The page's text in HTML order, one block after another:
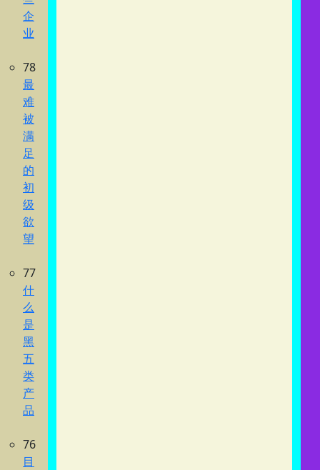
企
业
78
最
难
被
满
足
的
初
级
欲
望
77
什
么
是
黑
五
类
产
品
76
目